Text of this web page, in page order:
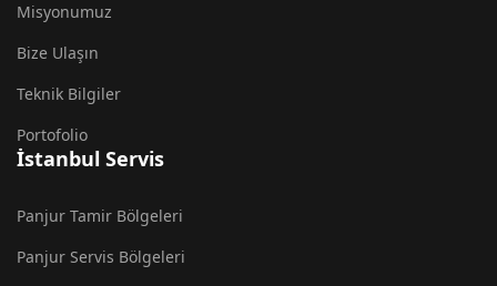
Misyonumuz
Bize Ulaşın
Teknik Bilgiler
Portofolio
İstanbul Servis
Panjur Tamir Bölgeleri
Panjur Servis Bölgeleri